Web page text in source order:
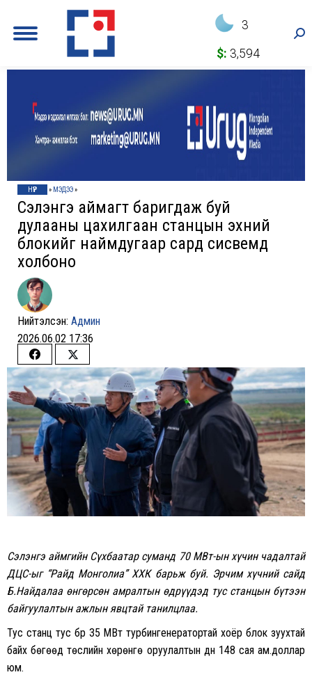
3
$: 3,594
НҮҮР » МЭДЭЭ»
Сэлэнгэ аймагт баригдаж буй
дулааны цахилгаан станцын эхний
блокийг наймдугаар сард сисвемд
холбоно
Нийтэлсэн: Админ
2026.06.02 17:36
Share
on
Facebook
Share
on
Twitter
Сэлэнгэ аймгийн Сүхбаатар суманд 70 МВт-ын хүчин чадалтай
ДЦС-ыг “Райд Монголиа” ХХК барьж буй. Эрчим хүчний сайд
Б.Найдалаа өнгөрсөн амралтын өдрүүдэд тус станцын бүтээн
байгуулалтын ажлын явцтай танилцлаа.
Тус станц тус бүр 35 МВт турбингенератортай хоёр блок зуухтай
байх бөгөөд төслийн хөрөнгө оруулалтын дүн 148 сая ам.доллар
юм.